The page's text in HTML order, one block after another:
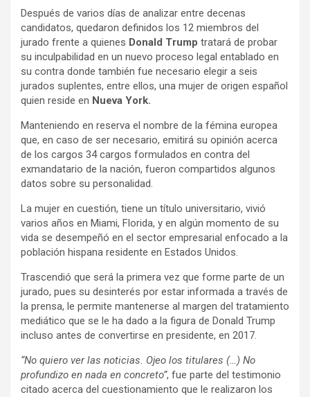
Después de varios días de analizar entre decenas
candidatos, quedaron definidos los 12 miembros del
jurado frente a quienes Donald Trump tratará de probar
su inculpabilidad en un nuevo proceso legal entablado en
su contra donde también fue necesario elegir a seis
jurados suplentes, entre ellos, una mujer de origen español
quien reside en Nueva York.
Manteniendo en reserva el nombre de la fémina europea
que, en caso de ser necesario, emitirá su opinión acerca
de los cargos 34 cargos formulados en contra del
exmandatario de la nación, fueron compartidos algunos
datos sobre su personalidad.
La mujer en cuestión, tiene un título universitario, vivió
varios años en Miami, Florida, y en algún momento de su
vida se desempeñó en el sector empresarial enfocado a la
población hispana residente en Estados Unidos.
Trascendió que será la primera vez que forme parte de un
jurado, pues su desinterés por estar informada a través de
la prensa, le permite mantenerse al margen del tratamiento
mediático que se le ha dado a la figura de Donald Trump
incluso antes de convertirse en presidente, en 2017.
“No quiero ver las noticias. Ojeo los titulares (…) No
profundizo en nada en concreto”, fue parte del testimonio
citado acerca del cuestionamiento que le realizaron los